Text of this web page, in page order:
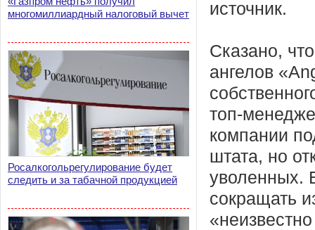
многомиллиардный налоговый вычет
Росалкогольрегулирование будет
следить и за табачной продукцией
источник.
Сказано,
ангелов
топ-
компании
штата, но
уволенных.
сокращать